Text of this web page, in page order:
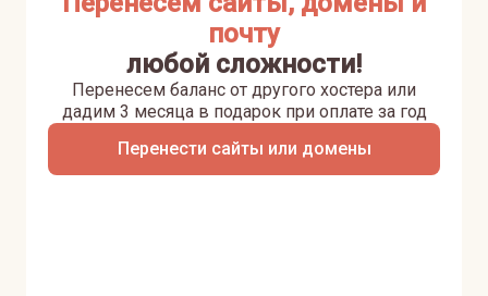
почту
любой сложности!
Перенести сайты или домены
Перенесем баланс от другого хостера или
дадим 3 месяца в подарок при оплате за год